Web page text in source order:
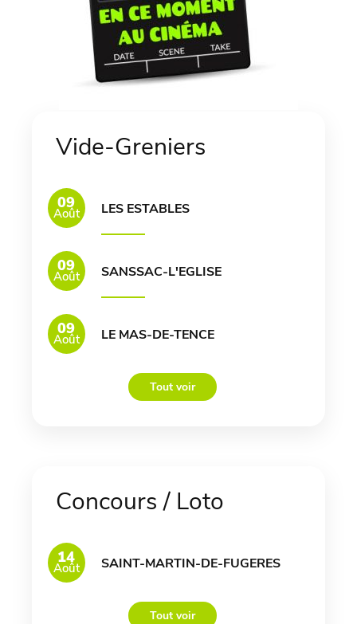
Vide-Greniers
09
Août LES ESTABLES
09
Août SANSSAC-L'EGLISE
09
Août LE MAS-DE-TENCE
Tout voir
Concours / Loto
14
Août SAINT-MARTIN-DE-FUGERES
Tout voir